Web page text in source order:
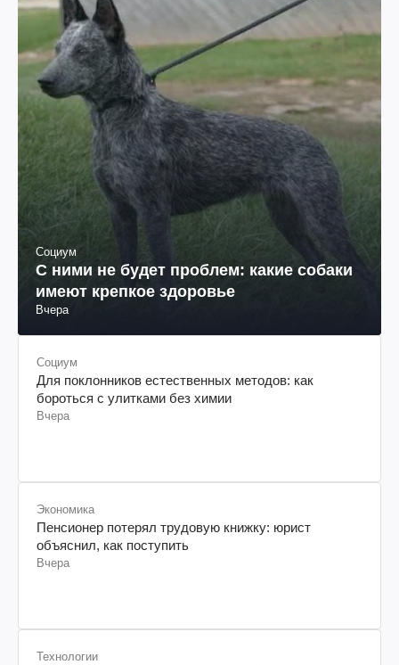
Социум
С ними не будет проблем: какие собаки
имеют крепкое здоровье
Вчера
Социум
Для поклонников естественных методов: как
бороться с улитками без химии
Вчера
Экономика
Пенсионер потерял трудовую книжку: юрист
объяснил, как поступить
Вчера
Технологии